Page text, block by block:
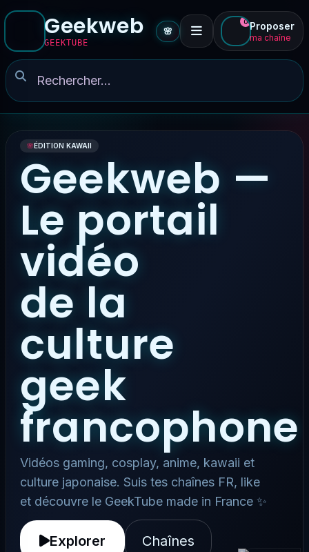
Geekweb
GEEKTUBE
🌸
0 Proposer
ma chaîne
🌸ÉDITION KAWAII
Geekweb —
Le portail
vidéo
de la
culture
geek
francophone
Vidéos gaming, cosplay, anime, kawaii et
culture japonaise. Suis tes chaînes FR, like
et découvre le GeekTube made in France ✨
Explorer Chaînes